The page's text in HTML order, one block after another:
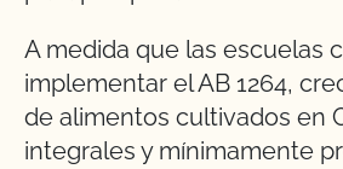
A medida que las escuelas
implementar el AB 1264,
de alimentos cultivados en
integrales y mínimamente